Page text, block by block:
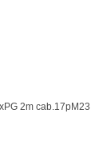
2m cab.17pM23